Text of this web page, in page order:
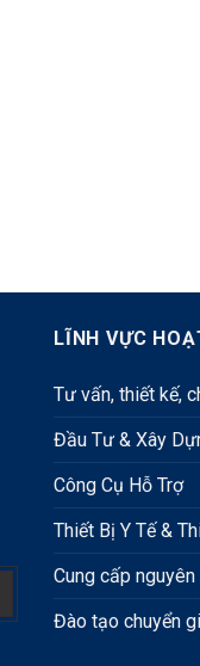
LĨNH VỰC
Tư vấn, thiết kế,
Đầu Tư & Xây
Công Cụ Hỗ Trợ
Thiết Bị Y Tế &
Cung cấp
Đào tạo chuyển